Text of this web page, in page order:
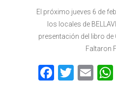
El próximo jueves 6 de
los locales de
presentación del libro
Faltaron
F
T
E